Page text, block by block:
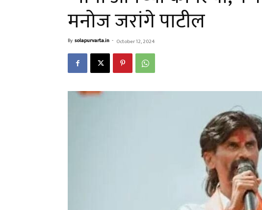
मनोज जरांगे पाटील
By solapurvarta.in - October 12, 2024